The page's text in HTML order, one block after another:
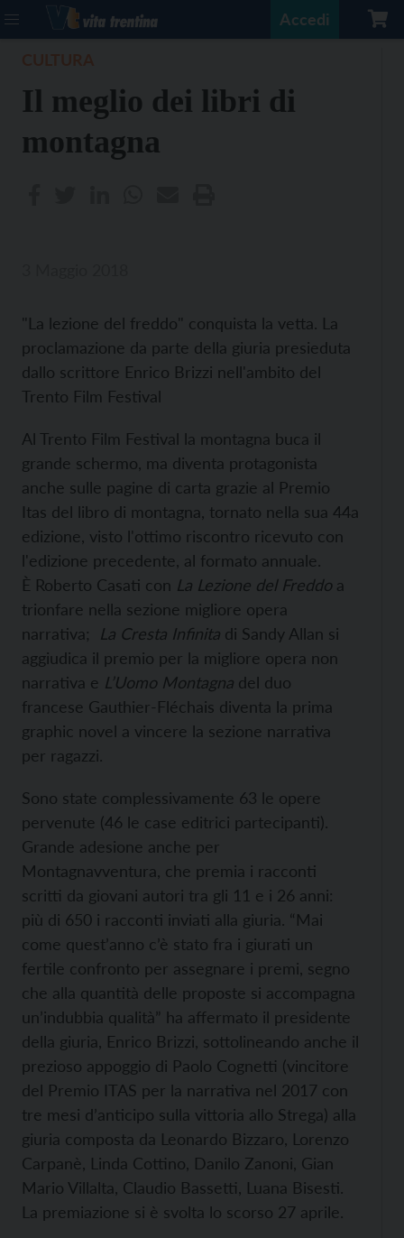
Accedi
Il meglio dei libri di
montagna
"La lezione del freddo" conquista la vetta. La
proclamazione da parte della giuria presieduta
dallo scrittore Enrico Brizzi nell'ambito del
Trento Film Festival
Al Trento Film Festival la montagna buca il
grande schermo, ma diventa protagonista
anche sulle pagine di carta grazie al Premio
Itas del libro di montagna, tornato nella sua 44a
edizione, visto l'ottimo riscontro ricevuto con
l'edizione precedente, al formato annuale.
È Roberto Casati con La Lezione del Freddo a
trionfare nella sezione migliore opera
narrativa; La Cresta Infinita di Sandy Allan si
aggiudica il premio per la migliore opera non
narrativa e L’Uomo Montagna del duo
francese Gauthier-Fléchais diventa la prima
graphic novel a vincere la sezione narrativa
per ragazzi.
Sono state complessivamente 63 le opere
pervenute (46 le case editrici partecipanti).
Grande adesione anche per
Montagnavventura, che premia i racconti
scritti da giovani autori tra gli 11 e i 26 anni:
più di 650 i racconti inviati alla giuria. “Mai
come quest’anno c’è stato fra i giurati un
fertile confronto per assegnare i premi, segno
che alla quantità delle proposte si accompagna
un’indubbia qualità” ha affermato il presidente
della giuria, Enrico Brizzi, sottolineando anche il
prezioso appoggio di Paolo Cognetti (vincitore
del Premio ITAS per la narrativa nel 2017 con
tre mesi d’anticipo sulla vittoria allo Strega) alla
giuria composta da Leonardo Bizzaro, Lorenzo
Carpanè, Linda Cottino, Danilo Zanoni, Gian
Mario Villalta, Claudio Bassetti, Luana Bisesti.
La premiazione si è svolta lo scorso 27 aprile.